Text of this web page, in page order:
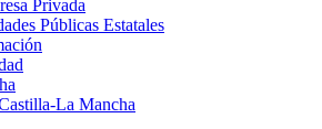
Privada
Públicas Estatales
La Mancha